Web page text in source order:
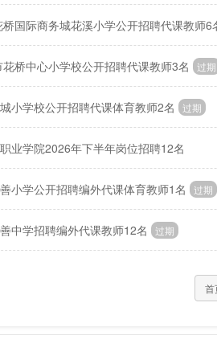
国际商务城花溪小学公开招聘代课教师6
桥中心小学校公开招聘代课教师3名 过期
小学校公开招聘代课体育教师2名 过期
业学院2026年下半年岗位招聘12名
小学公开招聘编外代课体育教师1名 过期
中学招聘编外代课教师12名 过期
首